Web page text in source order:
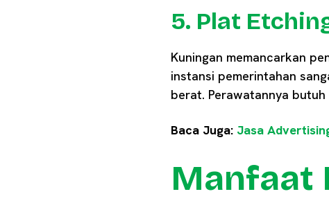
5. Plat
Kuningan memancarkan
instansi pemerintahan
berat. Perawatannya
Baca Juga: Jasa
Manfaat